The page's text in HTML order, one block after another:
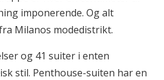
imponerende. Og alt
Milanos modedistrikt.
og 41 suiter i enten
stil. Penthouse-suiten har en